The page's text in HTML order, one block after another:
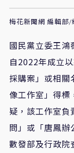
梅花新聞網 編輯部/
國民黨立委王鴻
自2022年成立
採購案」或相關
像工作室」得標
疑，該工作室
問」或「唐鳳辦
數發部及行政院